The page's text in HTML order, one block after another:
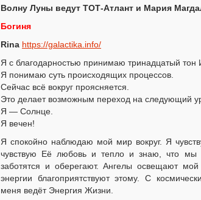
Волну Луны ведут ТОТ-Атлант и Мария
Богиня
Rina https://galactika.info/
Я с благодарностью принимаю тринадцатый тон
Я понимаю суть происходящих процессов.
Сейчас всё вокруг проясняется.
Это делает возможным переход на следующий
Я — Солнце.
Я вечен!
Я спокойно наблюдаю мой мир вокруг. Я
чувствую Её любовь и тепло и знаю, что
заботятся и оберегают. Ангелы освещают
энергии благоприятствуют этому. С
меня ведёт Энергия Жизни.